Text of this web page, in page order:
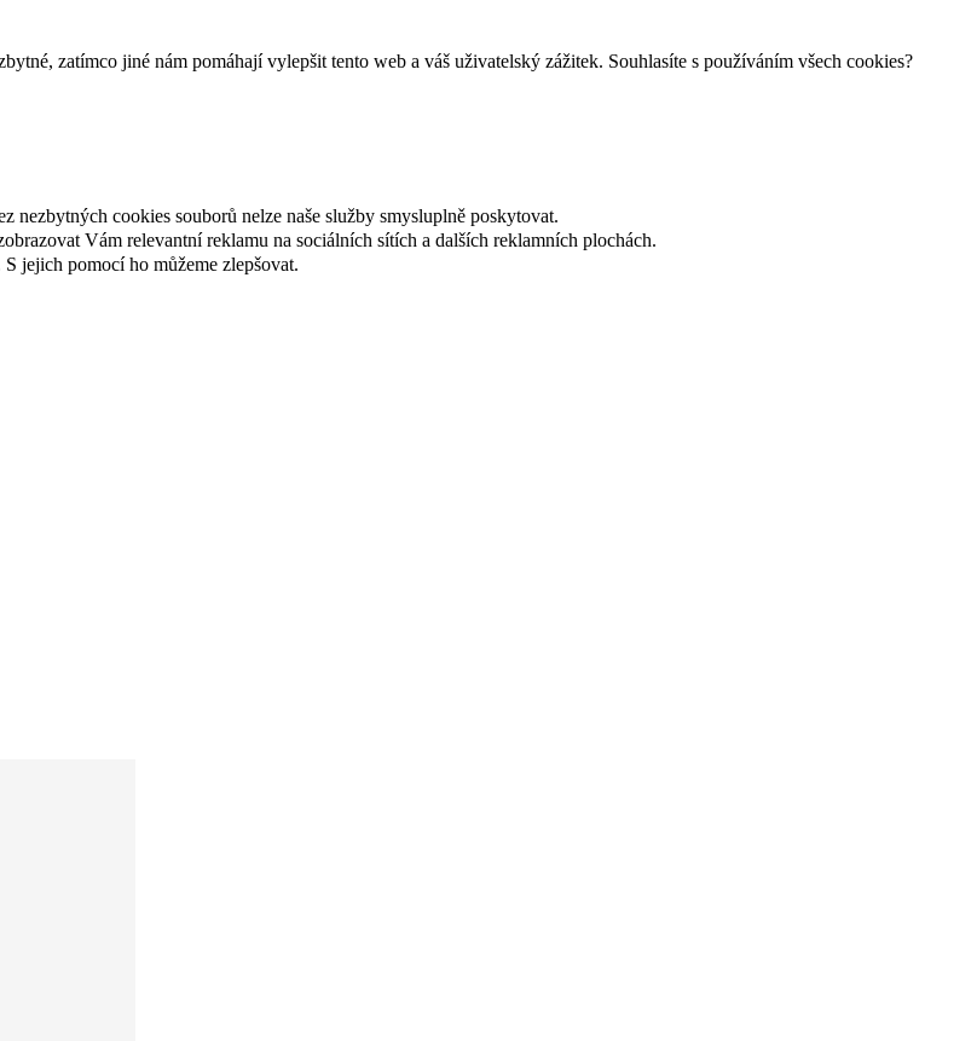
zatímco jiné nám pomáhají vylepšit tento web a váš uživatelský zážitek. Souhlasíte s používáním všech cookies?
nezbytných cookies souborů nelze naše služby smysluplně poskytovat.
Vám relevantní reklamu na sociálních sítích a dalších reklamních plochách.
jejich pomocí ho můžeme zlepšovat.